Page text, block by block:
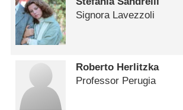
Signora Lavezzoli
Roberto Herlitzka
Professor Perugia